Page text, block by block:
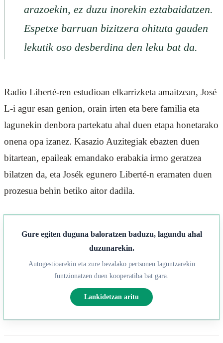
arazoekin, ez duzu inorekin eztabaidatzen.
Espetxe barruan bizitzera ohituta gauden
lekutik oso desberdina den leku bat da.
Radio Liberté-ren estudioan elkarrizketa amaitzean, José
L-i agur esan genion, orain irten eta bere familia eta
lagunekin denbora partekatu ahal duen etapa honetarako
onena opa izanez. Kasazio Auzitegiak ebazten duen
bitartean, epaileak emandako erabakia irmo geratzea
bilatzen da, eta Josék egunero Liberté-n eramaten duen
prozesua behin betiko aitor dadila.
Gure egiten duguna baloratzen baduzu, lagundu ahal
duzunarekin.
Autogestioarekin eta zure bezalako pertsonen laguntzarekin
funtzionatzen duen kooperatiba bat gara.
Lankidetzan aritu